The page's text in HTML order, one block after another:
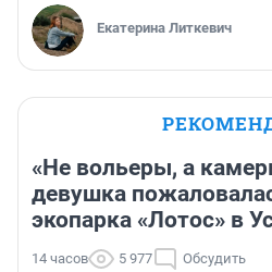
Екатерина Литкевич
«Не вольеры, а
девушка
экопарка «Лотос» в
14 часов 5 977 Обсудить